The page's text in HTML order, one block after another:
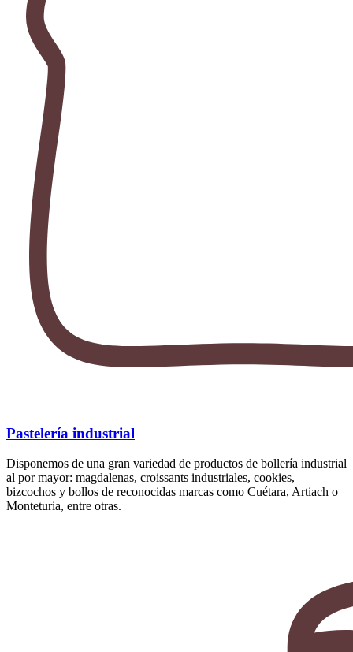
Pastelería industrial
Disponemos de una gran variedad de productos de bollería industrial
al por mayor: magdalenas, croissants industriales, cookies,
bizcochos y bollos de reconocidas marcas como Cuétara, Artiach o
Monteturia, entre otras.